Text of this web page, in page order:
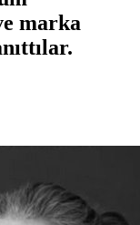
marka